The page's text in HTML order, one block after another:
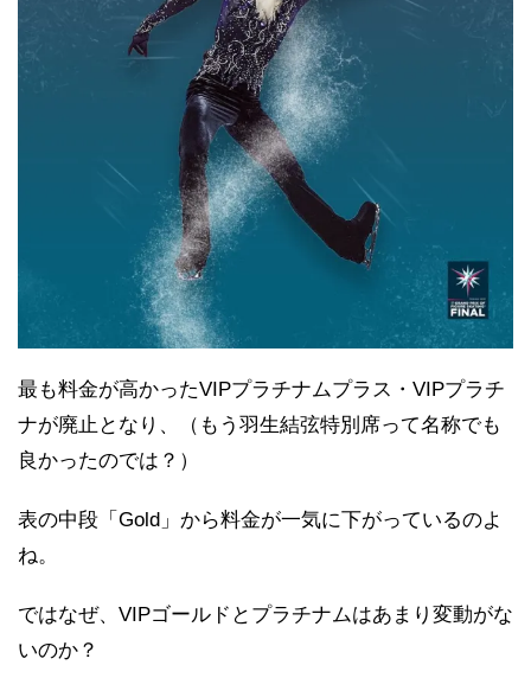
最も料金が高かったVIPプラチナムプラス・VIPプラチ
ナが廃止となり、（もう羽生結弦特別席って名称でも
良かったのでは？）
表の中段「Gold」から料金が一気に下がっているのよ
ね。
ではなぜ、VIPゴールドとプラチナムはあまり変動がな
いのか？